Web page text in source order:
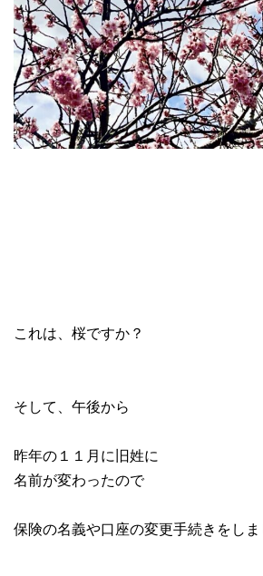
これは、桜ですか？
そして、午後から
昨年の１１月に旧姓に
名前が変わったので
保険の名義や口座の変更手続きをしま